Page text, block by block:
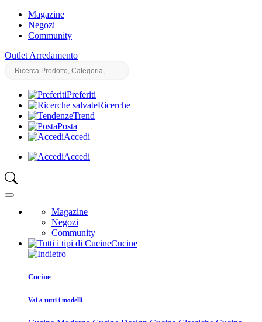
Magazine
Negozi
Community
Outlet Arredamento
Preferiti
Ricerche
Trend
Posta
Accedi
Accedi
Magazine
Negozi
Community
Cucine
Cucine
Vai a tutti i modelli